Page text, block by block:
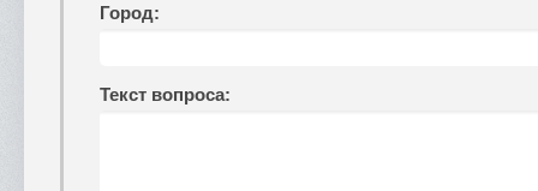
Город:
Текст вопроса: